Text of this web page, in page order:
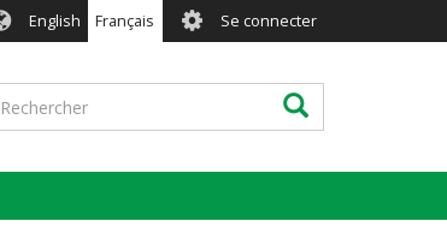
English Français User
account
menu
Se connecter
Rechercher